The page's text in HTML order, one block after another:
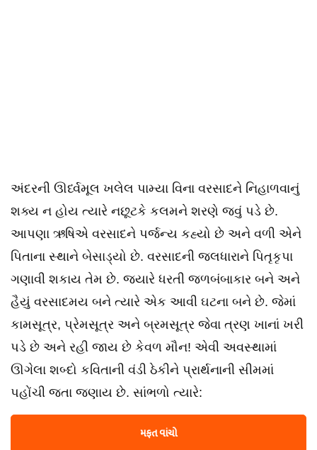
અંદરની ઊર્ધ્વમૂલ ખલેલ પામ્યા વિના વરસાદને નિહાળવાનું
શક્ય ન હોય ત્યારે નછૂટકે કલમને શરણે જવું પડે છે.
આપણા ઋષિએ વરસાદને પર્જન્ય કહ્યો છે અને વળી એને
પિતાના સ્થાને બેસાડ્યો છે. વરસાદની જલધારાને પિતૃકૃપા
ગણાવી શકાય તેમ છે. જ્યારે ધરતી જળબંબાકાર બને અને
હૈયું વરસાદમય બને ત્યારે એક આવી ઘટના બને છે. જેમાં
કામસૂત્ર, પ્રેમસૂત્ર અને બ્રમસૂત્ર જેવા ત્રણ ખાનાં ખરી
પડે છે અને રહી જાય છે કેવળ મૌન! એવી અવસ્થામાં
ઊગેલા શબ્દો કવિતાની વંડી ઠેકીને પ્રાર્થનાની સીમમાં
પહોંચી જતા જણાય છે. સાંભળો ત્યારે:
મફત વાંચો